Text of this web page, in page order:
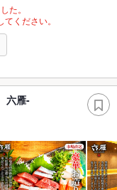
た。
ください。
六雁-